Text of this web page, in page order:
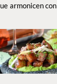
armonicen